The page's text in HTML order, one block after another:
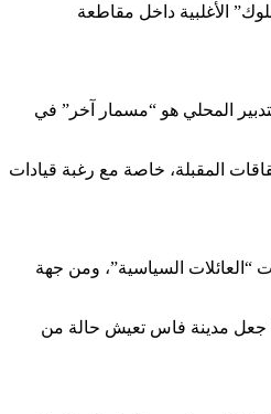
الأغلبية داخل مقاطعة
المحلي هو “مسمار آخر” في
المقبلة، خاصة مع رغبة قيادات
السياسية”، ومن جهة
جعل مدينة فاس تعيش حالة من